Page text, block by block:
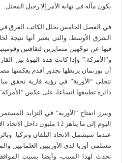
يكون مآله في نهاية الأمر إلا رحيل المحتل.
في الفصل الخامس يحلل الكاتب الفرق في
الشرق الأوسط، والتي يعتبر أنها نتيجة
فيها عن توجّهين متمايزين لثقافتين
و”الأمركة.” وإذا كانت هذه الهوة بين
أن بورنمان يربطها بجذور أقدم يعكسها
تتجلى “الأوربة” في رؤية قارية تحقق
دائرة تطبيقها اتساعا، على عكس
ويبرز انفتاح “الأوربة” في التزايد
اليوم إلى ما يناهز 12 مليون
عندما سيشمل الاتحاد البلقان وتركيا.
مسلمي أوربا لدى الأوربيين العلمانيين
تحدث لهذا السبب، وأيضا بسبب